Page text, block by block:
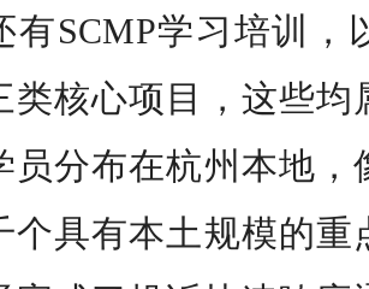
有SCMP学习培训，
类核心项目，这些均
员分布在杭州本地，
个具有本土规模的重